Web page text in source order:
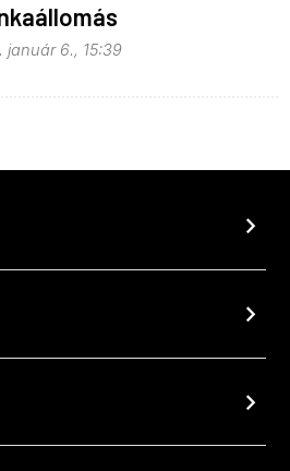
január 6., 15:39
chevron_right
chevron_right
chevron_right